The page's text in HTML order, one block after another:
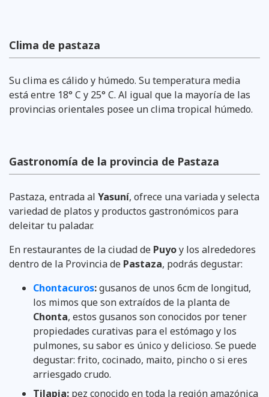
Clima de pastaza
Su clima es cálido y húmedo. Su temperatura media
está entre 18° C y 25° C. Al igual que la mayoría de las
provincias orientales posee un clima tropical húmedo.
Gastronomía de la provincia de Pastaza
Pastaza, entrada al Yasuní, ofrece una variada y selecta
variedad de platos y productos gastronómicos para
deleitar tu paladar.
En restaurantes de la ciudad de Puyoy los alrededores
dentro de la Provincia de Pastaza, podrás degustar:
Chontacuros:gusanos de unos 6cm de longitud,
los mimos que son extraídos de la planta de
Chonta, estos gusanos son conocidos por tener
propiedades curativas para el estómago y los
pulmones, su sabor es único y delicioso. Se puede
degustar: frito, cocinado, maito, pincho o si eres
arriesgado crudo.
Tilapia: pez conocido en toda la región amazónica